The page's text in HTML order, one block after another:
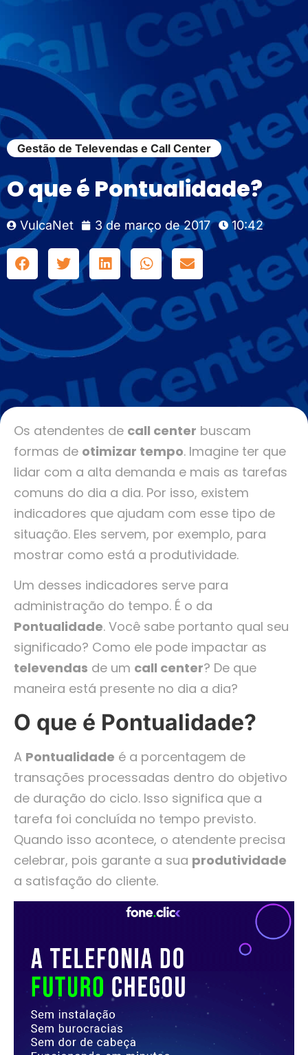
Gestão de Televendas e Call Center
O que é Pontualidade?
VulcaNet 3 de março de 2017 10:42
Os atendentes de call center buscam
formas de otimizar tempo. Imagine ter que
lidar com a alta demanda e mais as tarefas
comuns do dia a dia. Por isso, existem
indicadores que ajudam com esse tipo de
situação. Eles servem, por exemplo, para
mostrar como está a produtividade.
Um desses indicadores serve para
administração do tempo. É o da
Pontualidade. Você sabe portanto qual seu
significado? Como ele pode impactar as
televendas de um call center? De que
maneira está presente no dia a dia?
O que é Pontualidade?
A Pontualidade é a porcentagem de
transações processadas dentro do objetivo
de duração do ciclo. Isso significa que a
tarefa foi concluída no tempo previsto.
Quando isso acontece, o atendente precisa
celebrar, pois garante a sua produtividade
a satisfação do cliente.